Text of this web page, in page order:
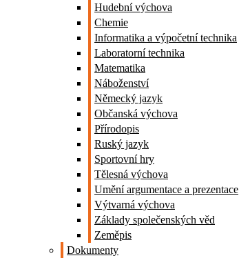
Hudební výchova
Chemie
Informatika a výpočetní technika
Laboratorní technika
Matematika
Náboženství
Německý jazyk
Občanská výchova
Přírodopis
Ruský jazyk
Sportovní hry
Tělesná výchova
Umění argumentace a prezentace
Výtvarná výchova
Základy společenských věd
Zeměpis
Dokumenty